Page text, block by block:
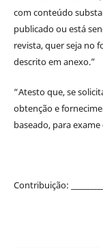
com conteúdo
publicado ou está
revista, quer seja no
descrito em anexo.”
“Atesto que, se
obtenção e
baseado, para
Contribuição: